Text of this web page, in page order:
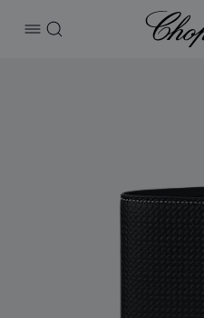
打开菜单
搜索